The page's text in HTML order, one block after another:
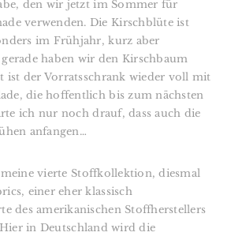
den wir jetzt im Sommer für
verwenden. Die Kirschblüte ist
im Frühjahr, kurz aber
haben wir den Kirschbaum
ist der Vorratsschrank wieder voll mit
die hoffentlich bis zum nächsten
ich nur noch drauf, dass auch die
anfangen…
vierte Stoffkollektion, diesmal
einer eher klassisch
des amerikanischen Stoffherstellers
in Deutschland wird die